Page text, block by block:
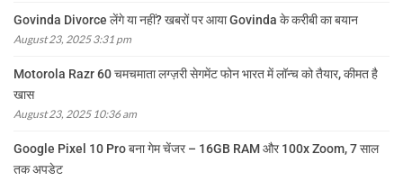
Govinda Divorce लेंगे या नहीं? खबरों पर आया Govinda के करीबी का बयान
August 23, 2025 3:31 pm
Motorola Razr 60 चमचमाता लग्ज़री सेगमेंट फोन भारत में लॉन्च को तैयार, कीमत है
खास
August 23, 2025 10:36 am
Google Pixel 10 Pro बना गेम चेंजर – 16GB RAM और 100x Zoom, 7 साल
तक अपडेट